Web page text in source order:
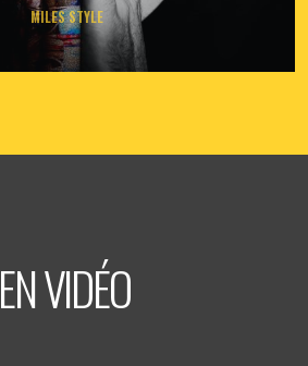
MILES STYLE
2026- 20h30- Le Triton
EN VIDÉO